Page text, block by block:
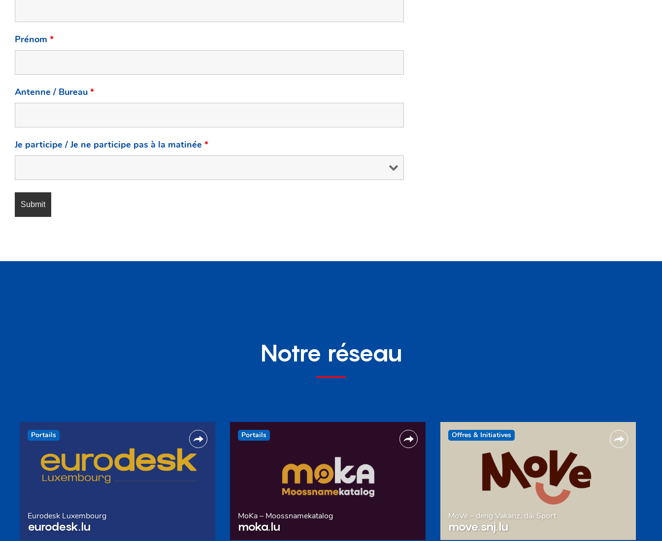
Prénom *
Antenne / Bureau *
Je participe / Je ne participe pas à la matinée *
Notre réseau
Portails
Eurodesk Luxembourg
eurodesk.lu
Portails
MoKa – Moossnamekatalog
moka.lu
Offres & Initiatives
MoVe – deng Vakanz, däi Sport
move.snj.lu